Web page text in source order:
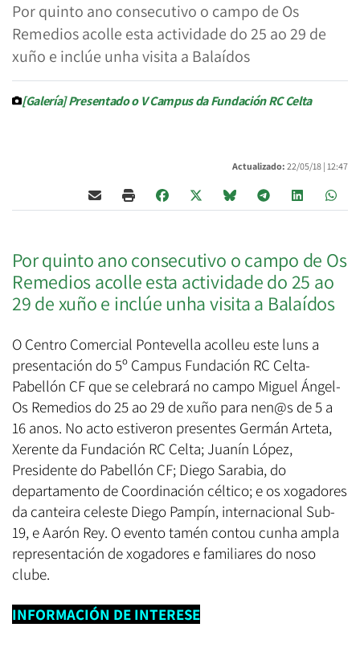
Por quinto ano consecutivo o campo de Os
Remedios acolle esta actividade do 25 ao 29 de
xuño e inclúe unha visita a Balaídos
[Galería] Presentado o V Campus da Fundación RC Celta
Actualizado: 22/05/18 | 12:47
Por quinto ano consecutivo o campo de Os
Remedios acolle esta actividade do 25 ao
29 de xuño e inclúe unha visita a Balaídos
O Centro Comercial Pontevella acolleu este luns a
presentación do 5º Campus Fundación RC Celta-
Pabellón CF que se celebrará no campo Miguel Ángel-
Os Remedios do 25 ao 29 de xuño para nen@s de 5 a
16 anos. No acto estiveron presentes Germán Arteta,
Xerente da Fundación RC Celta; Juanín López,
Presidente do Pabellón CF; Diego Sarabia, do
departamento de Coordinación céltico; e os xogadores
da canteira celeste Diego Pampín, internacional Sub-
19, e Aarón Rey. O evento tamén contou cunha ampla
representación de xogadores e familiares do noso
clube.
INFORMACIÓN DE INTERESE